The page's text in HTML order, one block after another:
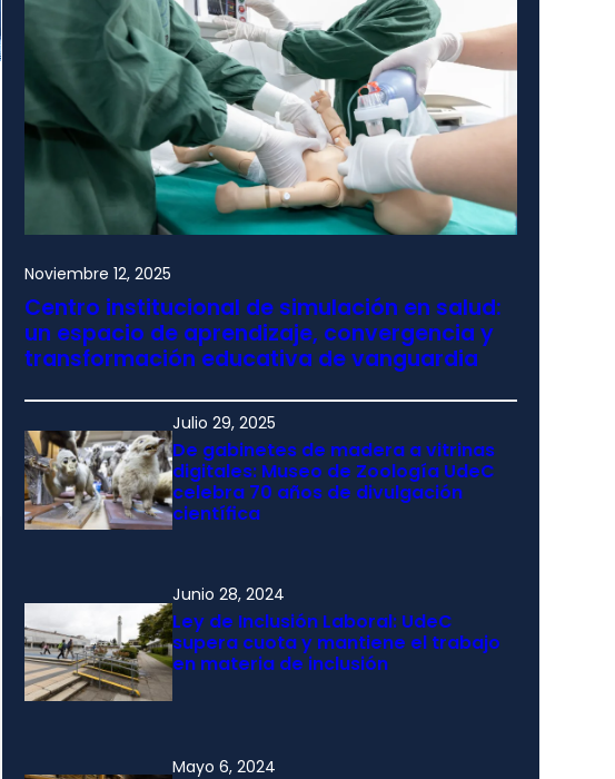
Noviembre 12, 2025
Centro institucional de simulación en salud:
un espacio de aprendizaje, convergencia y
transformación educativa de vanguardia
Julio 29, 2025
De gabinetes de madera a vitrinas
digitales: Museo de Zoología UdeC
celebra 70 años de divulgación
científica
Junio 28, 2024
Ley de Inclusión Laboral: UdeC
supera cuota y mantiene el trabajo
en materia de inclusión
Mayo 6, 2024